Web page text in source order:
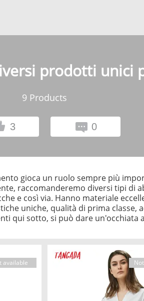
prodotti unici
9 Products
3 0
gioca un ruolo sempre più
raccomanderemo diversi tipi di
e così via. Hanno materiale
uniche, qualità di prima classe,
qui sotto, si può dare un'occhiata
available